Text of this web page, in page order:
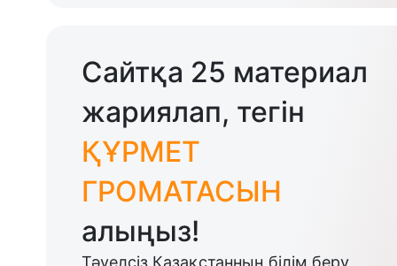
Сайтқа 25 материал
жариялап, тегін
ҚҰРМЕТ
ГРОМАТАСЫН
алыңыз!
Тәуелсіз Қазақстанның білім беру